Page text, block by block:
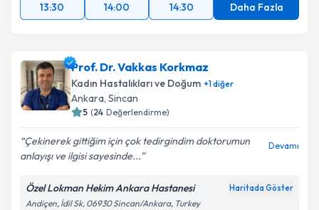
13:30
14:00 14:30 Daha Fazla
Prof. Dr. Vakkas Korkmaz
Kadın Hastalıkları ve Doğum +1diğer
Ankara, Sincan
5 (24 Değerlendirme)
Çekinerek gittiğim için çok tedirgindim doktorumun
anlayışı ve ilgisi sayesinde...
Devamı
Özel Lokman Hekim Ankara Hastanesi Haritada Göster
Andiçen, İdil Sk, 06930 Sincan/Ankara, Turkey